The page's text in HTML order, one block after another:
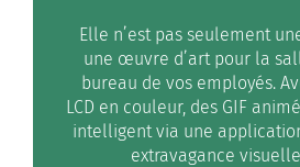
Elle n’est pas seulement
une œuvre d’art pour la
bureau de vos employés.
LCD en couleur, des GIF
intelligent via une
extravagance